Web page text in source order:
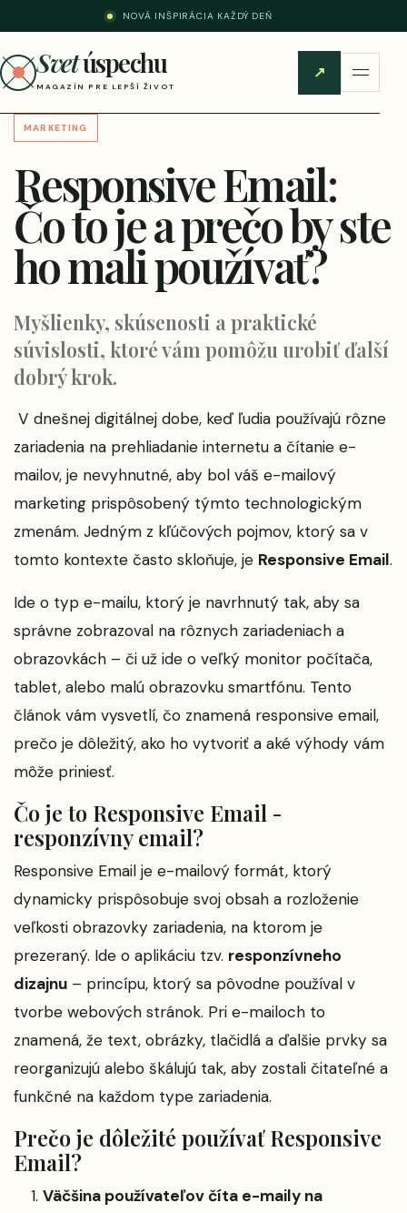
NOVÁ INŠPIRÁCIA KAŽDÝ DEŇ
Svetúspechu
MAGAZÍN PRE LEPŠÍ ŽIVOT
↗
MARKETING
Responsive Email:
Čo to je a prečo by ste
ho mali používať?
Myšlienky, skúsenosti a praktické
súvislosti, ktoré vám pomôžu urobiť ďalší
dobrý krok.
V dnešnej digitálnej dobe, keď ľudia používajú rôzne
zariadenia na prehliadanie internetu a čítanie e-
mailov, je nevyhnutné, aby bol váš e-mailový
marketing prispôsobený týmto technologickým
zmenám. Jedným z kľúčových pojmov, ktorý sa v
tomto kontexte často skloňuje, je Responsive Email.
Ide o typ e-mailu, ktorý je navrhnutý tak, aby sa
správne zobrazoval na rôznych zariadeniach a
obrazovkách – či už ide o veľký monitor počítača,
tablet, alebo malú obrazovku smartfónu. Tento
článok vám vysvetlí, čo znamená responsive email,
prečo je dôležitý, ako ho vytvoriť a aké výhody vám
môže priniesť.
Čo je to Responsive Email -
responzívny email?
Responsive Email je e-mailový formát, ktorý
dynamicky prispôsobuje svoj obsah a rozloženie
veľkosti obrazovky zariadenia, na ktorom je
prezeraný. Ide o aplikáciu tzv. responzívneho
dizajnu – princípu, ktorý sa pôvodne používal v
tvorbe webových stránok. Pri e-mailoch to
znamená, že text, obrázky, tlačidlá a ďalšie prvky sa
reorganizujú alebo škálujú tak, aby zostali čitateľné a
funkčné na každom type zariadenia.
Prečo je dôležité používať Responsive
Email?
Väčšina používateľov číta e-maily na